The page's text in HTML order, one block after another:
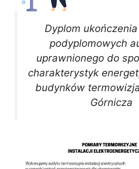
Dyplom
podyplomowych
uprawnionego do
charakterystyk
budynków
Górnicza